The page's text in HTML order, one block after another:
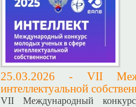
25.03.2026 - VII
интеллектуальной
VII Международный